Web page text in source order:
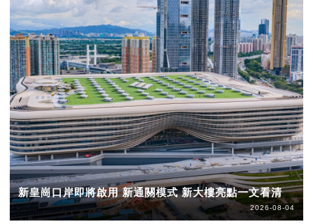
新皇崗口岸即將啟用 新通關模式 新大樓亮點一文看清
2026-08-04